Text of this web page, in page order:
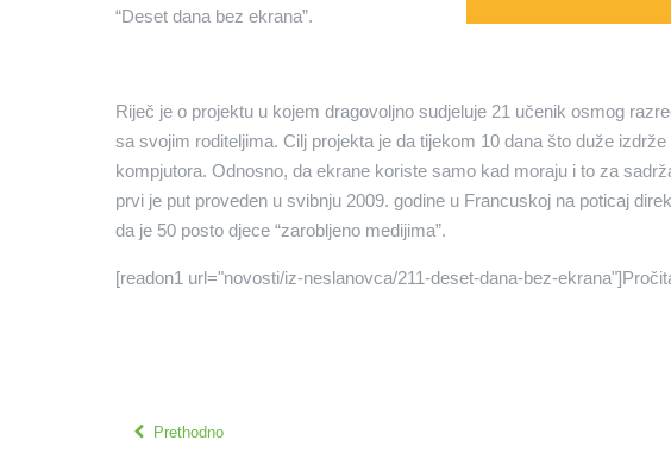
“Deset dana bez ekrana”.
Riječ je o projektu u kojem dragovoljno sudjeluje 21 učenik osmog
sa svojim roditeljima. Cilj projekta je da tijekom 10 dana što duže
kompjutora. Odnosno, da ekrane koriste samo kad moraju i to za
prvi je put proveden u svibnju 2009. godine u Francuskoj na poticaj
da je 50 posto djece “zarobljeno medijima”.
[readon1 url="novosti/iz-neslanovca/211-deset-dana-bez-
Prethodno